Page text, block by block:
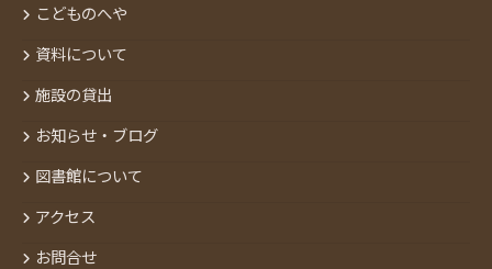
こどものへや
資料について
施設の貸出
お知らせ・ブログ
図書館について
アクセス
お問合せ